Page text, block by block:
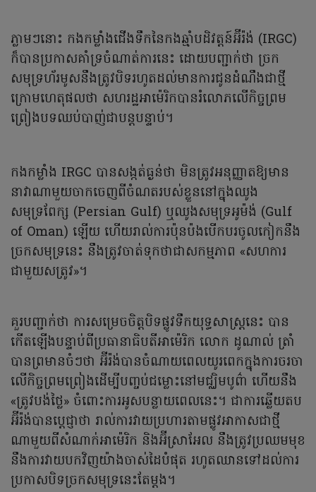
ភ្លាមៗនោះ កងកម្លាំងជើងទឹកនៃកងឆ្មាំបដិវត្តន៍អ៊ីរ៉ង់ (IRGC)
ក៏បានប្រកាសគាំទ្រចំណាត់ការនេះ ដោយបញ្ជាក់ថា ច្រក
សមុទ្រហ័រមូសនឹងត្រូវបិទរហូតដល់មានការជូនដំណឹងជាថ្មី
ក្រោមហេតុផលថា សហរដ្ឋអាម៉េរិកបានរំលោភលើកិច្ចព្រម
ព្រៀងបទឈប់បាញ់ជាបន្តបន្ទាប់។
កងកម្លាំង IRGC បានសង្កត់ធ្ងន់ថា មិនត្រូវអនុញ្ញាតឱ្យមាន
នាវាណាមួយចាកចេញពីចំណតរបស់ខ្លួននៅក្នុងឈូង
សមុទ្រពែក្ស (Persian Gulf) ឬឈូងសមុទ្រអូម៉ង់ (Gulf
of Oman) ឡើយ ហើយរាល់ការប៉ុនប៉ងបើកបរចូលកៀកនឹង
ច្រកសមុទ្រនេះ នឹងត្រូវចាត់ទុកថាជាសកម្មភាព «សហការ
ជាមួយសត្រូវ»។
គួរបញ្ជាក់ថា ការសម្រេចចិត្តបិទផ្លូវទឹកយុទ្ធសាស្ត្រនេះ បាន
កើតឡើងបន្ទាប់ពីប្រធានាធិបតីអាម៉េរិក លោក ដូណាល់ ត្រាំ
បានព្រមានចំៗថា អ៊ីរ៉ង់បានចំណាយពេលយូរពេកក្នុងការចរចា
លើកិច្ចព្រមព្រៀងដើម្បីបញ្ចប់ជម្លោះនៅមជ្ឈិមបូព៌ា ហើយនឹង
«ត្រូវបង់ថ្លៃ» ចំពោះការអូសបន្លាយពេលនេះ។ ជាការឆ្លើយតប
អ៊ីរ៉ង់បានប្ដេជ្ញាថា រាល់ការវាយប្រហារតាមផ្លូវអាកាសជាថ្មី
ណាមួយពីសំណាក់អាម៉េរិក និងអ៊ីស្រាអែល នឹងត្រូវប្រឈមមុខ
នឹងការវាយបកវិញយ៉ាងចាស់ដៃបំផុត រហូតឈានទៅដល់ការ
ប្រកាសបិទច្រកសមុទ្រនេះតែម្តង។